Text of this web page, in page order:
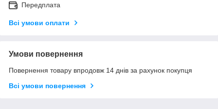
Передплата
Всі умови оплати
Умови повернення
Повернення товару впродовж 14 днів за рахунок покупця
Всі умови повернення